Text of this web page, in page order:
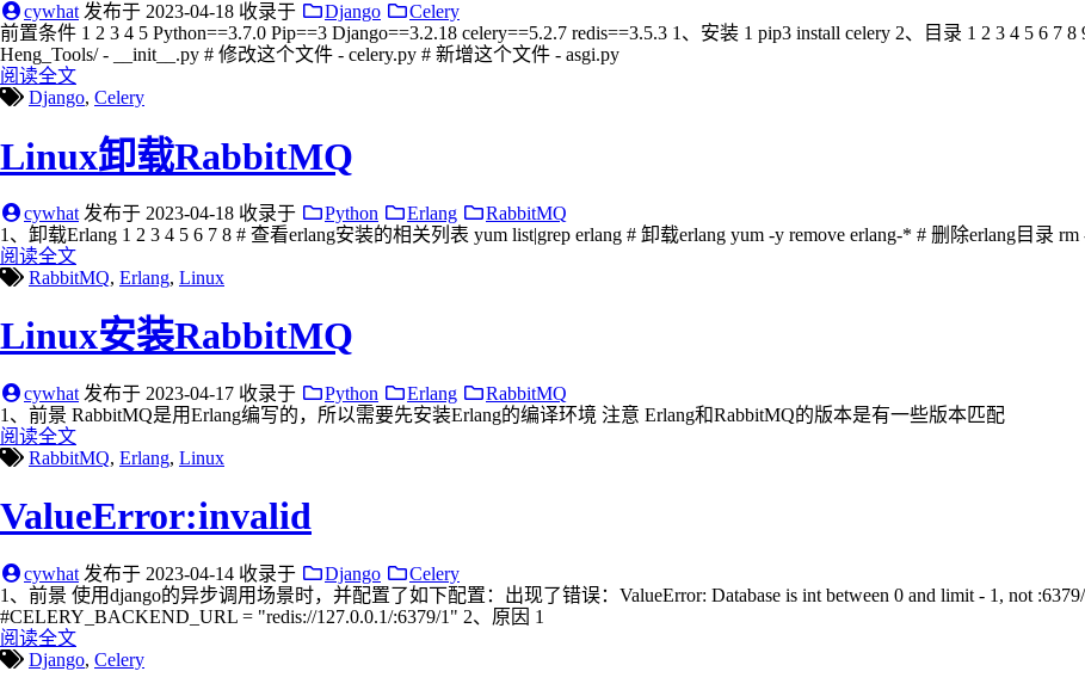
cywhat 发布于 2023-04-18 收录于 Django
Celery
前置条件 1 2 3 4 5 Python==3.7.0 Pip==3 Django==3.2.18 celery==5.2.7 redis==3.5.3 1、安装 1 pip3 install celery 2、目录 1 2 3 4 5 6 7 8
Heng_Tools/ - __init__.py # 修改这个文件 - celery.py # 新增这个文件 - asgi.py
阅读全文
Django, Celery
Linux卸载RabbitMQ
cywhat 发布于 2023-04-18 收录于 Python Erlang
RabbitMQ
1、卸载Erlang 1 2 3 4 5 6 7 8 # 查看erlang安装的相关列表 yum list|grep erlang # 卸载erlang yum -y remove erlang-* # 删除erlang目录
阅读全文
RabbitMQ, Erlang, Linux
Linux安装RabbitMQ
cywhat 发布于 2023-04-17 收录于 Python Erlang
RabbitMQ
1、前景 RabbitMQ是用Erlang编写的，所以需要先安装Erlang的编译环境 注意 Erlang和RabbitMQ的版本是有一些版本匹配
阅读全文
RabbitMQ, Erlang, Linux
ValueError:invalid
cywhat 发布于 2023-04-14 收录于 Django
Celery
1、前景 使用django的异步调用场景时，并配置了如下配置：出现了错误：ValueError: Database is int between 0 and limit - 1, not
#CELERY_BACKEND_URL = "redis://127.0.0.1/:6379/1" 2、原因 1
阅读全文
Django, Celery